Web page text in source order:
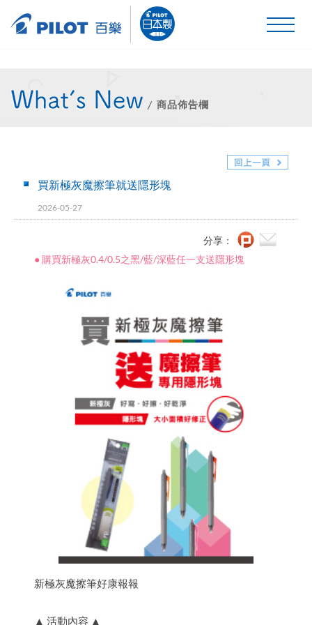
商品佈告欄
買新極灰魔擦筆就送隱形塊
2026-05-27
分享：
● 購買新極灰0.4/0.5之黑/藍/深藍任一支送隱形塊
新極灰魔擦筆好康報報
▲ 活動內容 ▲